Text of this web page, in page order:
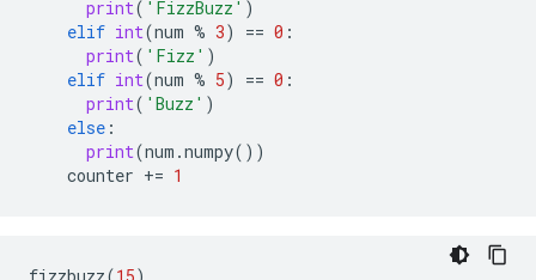
print( 'FizzBuzz' )
elif int(num % 3) == 0 :
print( 'Fizz' )
elif int(num % 5) == 0 :
print( 'Buzz' )
else :
print(num .numpy())
counter += 1